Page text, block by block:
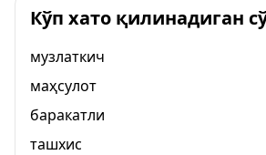
Кўп хато қилинадиган
музлаткич
маҳсулот
баракатли
ташхис